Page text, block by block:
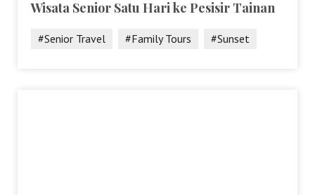
Wisata Senior Satu Hari ke Pesisir Tainan
#Senior Travel #Family Tours #Sunset